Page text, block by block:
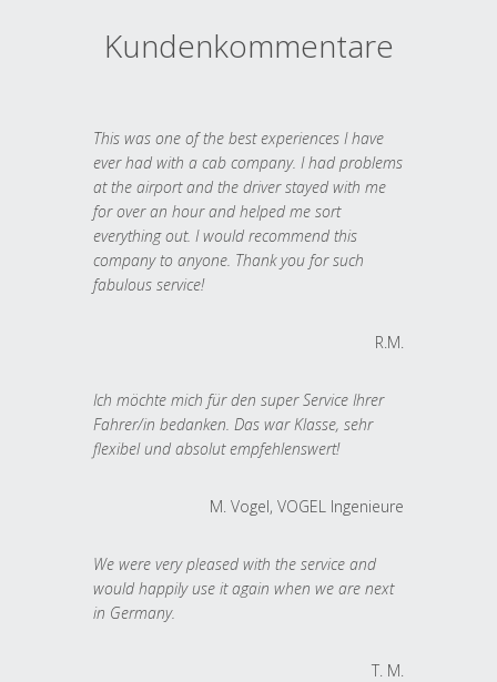
Kundenkommentare
This was one of the best experiences I have
ever had with a cab company. I had problems
at the airport and the driver stayed with me
for over an hour and helped me sort
everything out. I would recommend this
company to anyone. Thank you for such
fabulous service!
R.M.
Ich möchte mich für den super Service Ihrer
Fahrer/in bedanken. Das war Klasse, sehr
flexibel und absolut empfehlenswert!
M. Vogel, VOGEL Ingenieure
We were very pleased with the service and
would happily use it again when we are next
in Germany.
T. M.